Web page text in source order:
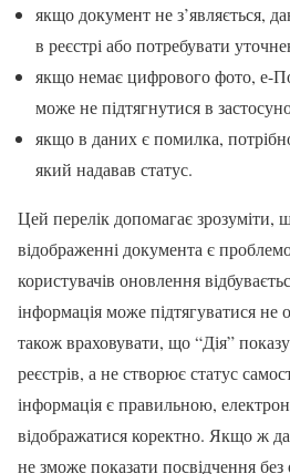
якщо документ не з’являється,
в реєстрі або потребувати
якщо немає цифрового фото, е-
може не підтягнутися в
якщо в даних є помилка,
який надавав статус.
Цей перелік допомагає зрозуміти,
відображенні документа є
користувачів оновлення
інформація може підтягуватися
також враховувати, що “Дія”
реєстрів, а не створює статус
інформація є правильною,
відображатися коректно. Якщо ж
не зможе показати посвідчення